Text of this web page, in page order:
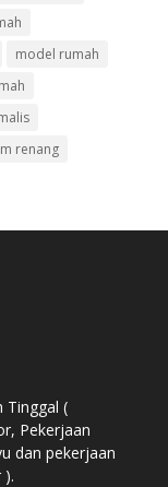
model rumah
renang
Tinggal (
Pekerjaan
dan pekerjaan
).